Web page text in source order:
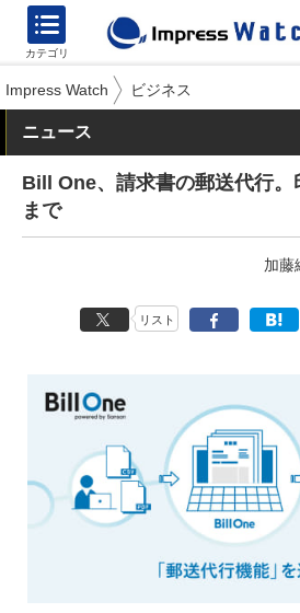
カテゴリ
Impress Watch ビジネス
ニュース
Bill One、請求書の郵送代行。
まで
加藤
リスト